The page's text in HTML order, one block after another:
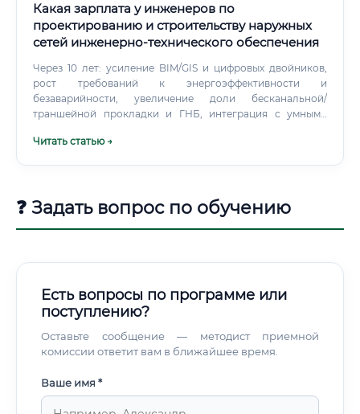
проектировщиков Прямые обращения в проектные
организации — рассылка резюме и портфолио Биржи
фриланса — для первых небольших проектов и
формирования портфолио Рекомендации — отраслевое
сообщество тесное, хорошая репутация работает на вас
⚠️ Ключевой совет: уже в процессе обучения начните
формировать портфолио — хотя бы из учебных проектов.
Какая зарплата у инженеров по
проектированию и строительству наружных
сетей инженерно‑технического обеспечения
Через 10 лет: усиление BIM/GIS и цифровых двойников,
рост требований к энергоэффективности и
безаварийности, увеличение доли бесканальной/
траншейной прокладки и ГНБ, интеграция с умными
и мультидисциплинарность вырастет.
Читать статью →
❓ Задать вопрос по обучению
Есть вопросы по программе или
поступлению?
Оставьте сообщение — методист приемной
комиссии ответит вам в ближайшее время.
Ваше имя *